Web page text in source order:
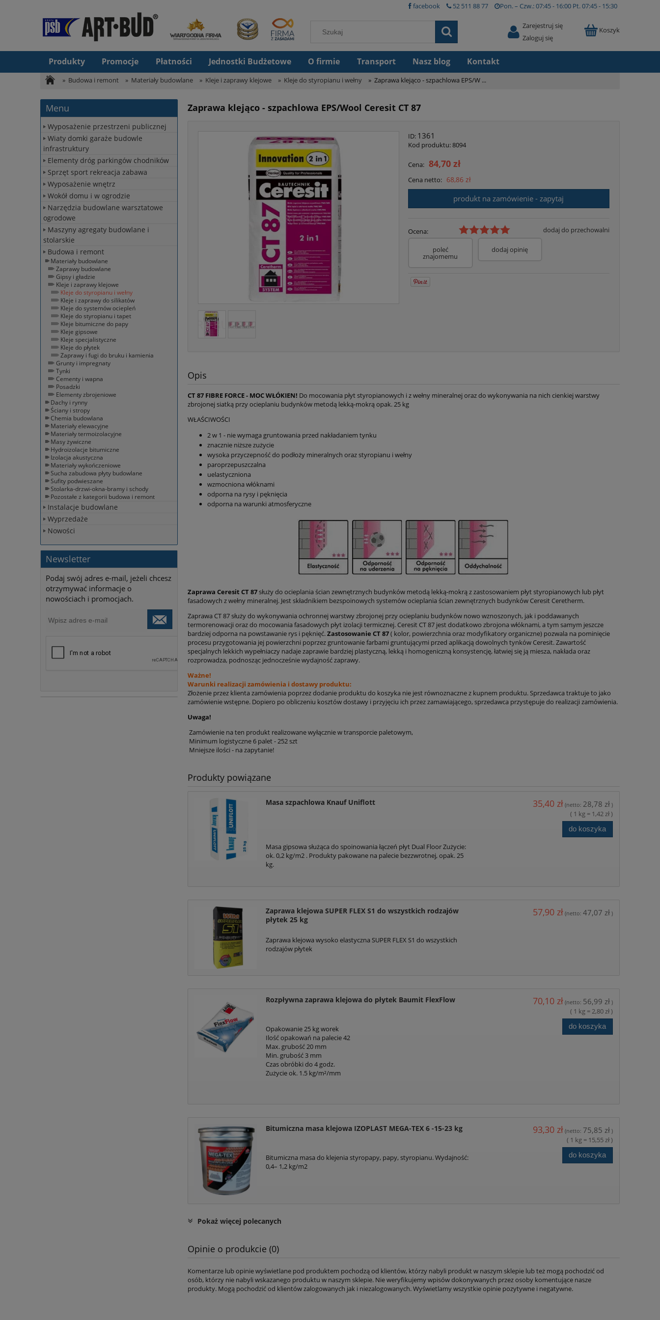
facebook 52 511 88 77 Pon. – Czw.:07:45 - 16:00 Pt.07:45 - 15:30
Koszyk
Zarejestruj się
Zaloguj się
Produkty Promocje Płatności Jednostki Budżetowe O firmie Transport Nasz blog Kontakt
» Budowa i remont » Materiały budowlane » Kleje i zaprawy klejowe » Kleje do styropianu i wełny » Zaprawa klejąco - szpachlowa EPS/W ...
Menu
Wyposażenie przestrzeni publicznej
Wiaty domki garaże budowle
infrastruktury
Elementy dróg parkingów chodników
Sprzęt sport rekreacja zabawa
Wyposażenie wnętrz
Wokół domu i w ogrodzie
Narzędzia budowlane warsztatowe
ogrodowe
Maszyny agregaty budowlane i
stolarskie
Budowa i remont
Materiały budowlane
Zaprawy budowlane
Gipsy i gładzie
Kleje i zaprawy klejowe
Kleje do styropianu i wełny
Kleje i zaprawy do silikatów
Kleje do systemów ociepleń
Kleje do styropianu i tapet
Kleje bitumiczne do papy
Kleje gipsowe
Kleje specjalistyczne
Kleje do płytek
Zaprawy i fugi do bruku i kamienia
Grunty i impregnaty
Tynki
Cementy i wapna
Posadzki
Elementy zbrojeniowe
Dachy i rynny
Ściany i stropy
Chemia budowlana
Materiały elewacyjne
Materiały termoizolacyjne
Masy żywiczne
Hydroizolacje bitumiczne
Izolacja akustyczna
Materiały wykończeniowe
Sucha zabudowa płyty budowlane
Sufity podwieszane
Stolarka-drzwi-okna-bramy i schody
Pozostałe z kategorii budowa i remont
Instalacje budowlane
Wyprzedaże
Nowości
Newsletter
Podaj swój adres e-mail, jeżeli chcesz
otrzymywać informacje o
nowościach i promocjach.
Zaprawa klejąco - szpachlowa EPS/Wool Ceresit CT 87
ID: 1361
Kod produktu:8094
Cena: 84,70 zł
Cena netto: 68,86 zł
produkt na zamówienie - zapytaj
Ocena: dodaj do przechowalni
poleć
znajomemu
dodaj opinię
Opis
CT 87 FIBRE FORCE - MOC WŁÓKIEN! Do mocowania płyt styropianowych i z wełny mineralnej oraz do wykonywania na nich cienkiej warstwy
zbrojonej siatką przy ocieplaniu budynków metodą lekką-mokrą opak. 25 kg
WŁAŚCIWOŚCI
2 w 1 - nie wymaga gruntowania przed nakładaniem tynku
znacznie niższe zużycie
wysoka przyczepność do podłoży mineralnych oraz styropianu i wełny
paroprzepuszczalna
uelastyczniona
wzmocniona włóknami
odporna na rysy i pęknięcia
odporna na warunki atmosferyczne
Zaprawa Ceresit CT 87służy do ocieplania ścian zewnętrznych budynków metodą lekką-mokrą z zastosowaniem płyt styropianowych lub płyt
fasadowych z wełny mineralnej. Jest składnikiem bezspoinowych systemów ocieplania ścian zewnętrznych budynków Ceresit Ceretherm.
Zaprawa CT 87 służy do wykonywania ochronnej warstwy zbrojonej przy ocieplaniu budynków nowo wznoszonych, jak i poddawanych
termorenowacji oraz do mocowania fasadowych płyt izolacji termicznej. Ceresit CT 87 jest dodatkowo zbrojona włóknami, a tym samym jeszcze
bardziej odporna na powstawanie rys i pęknięć.Zastosowanie CT 87( kolor, powierzchnia oraz modyfikatory organiczne) pozwala na pominięcie
procesu przygotowania jej powierzchni poprzez gruntowanie farbami gruntującymi przed aplikacją dowolnych tynków Ceresit. Zawartość
specjalnych lekkich wypełniaczy nadaje zaprawie bardziej plastyczną, lekką i homogeniczną konsystencję, łatwiej się ją miesza, nakłada oraz
rozprowadza, podnosząc jednocześnie wydajność zaprawy.
Ważne!
Warunki realizacji zamówienia i dostawy produktu:
Złożenie przez klienta zamówienia poprzez dodanie produktu do koszyka nie jest równoznaczne z kupnem produktu. Sprzedawca traktuje to jako
zamówienie wstępne. Dopiero po obliczeniu kosztów dostawy i przyjęciu ich przez zamawiającego, sprzedawca przystępuje do realizacji zamówienia.
Uwaga!
Zamówienie na ten produkt realizowane wyłącznie w transporcie paletowym,
Minimum logistyczne 6 palet - 252 szt
Mniejsze ilości - na zapytanie!
Produkty powiązane
Masa szpachlowa Knauf Uniflott
Masa gipsowa służąca do spoinowania łączeń płyt Dual Floor Zużycie:
ok. 0,2 kg/m2 . Produkty pakowane na palecie bezzwrotnej, opak. 25
kg.
35,40 zł (netto: 28,78 zł)
( 1 kg = 1,42 zł )
do koszyka
Zaprawa klejowa SUPER FLEX S1 do wszystkich rodzajów
płytek 25 kg
Zaprawa klejowa wysoko elastyczna SUPER FLEX S1 do wszystkich
rodzajów płytek
57,90 zł (netto: 47,07 zł)
Rozpływna zaprawa klejowa do płytek Baumit FlexFlow
Opakowanie 25 kg worek
Ilość opakowań na palecie 42
Max. grubość 20 mm
Min. grubość 3 mm
Czas obróbki do 4 godz.
Zużycie ok. 1.5 kg/m²/mm
70,10 zł (netto: 56,99 zł)
( 1 kg = 2,80 zł )
do koszyka
Bitumiczna masa klejowa IZOPLAST MEGA-TEX 6 -15-23 kg
Bitumiczna masa do klejenia styropapy, papy, styropianu. Wydajność:
0,4– 1,2 kg/m2
93,30 zł (netto: 75,85 zł)
( 1 kg = 15,55 zł )
do koszyka
Pokaż więcej polecanych
Opinie o produkcie (0)
Komentarze lub opinie wyświetlane pod produktem pochodzą od klientów, którzy nabyli produkt w naszym sklepie lub też mogą pochodzić od
osób, którzy nie nabyli wskazanego produktu w naszym sklepie. Nie weryfikujemy wpisów dokonywanych przez osoby komentujące nasze
produkty. Mogą pochodzić od klientów zalogowanych jak i niezalogowanych. Wyświetlamy wszystkie opinie pozytywne i negatywne.
Imię i nazwisko: *Kod
pocztowy:
*Miejscowość:
Adres E-Mail: * Telefon:
Nazwa produktu:
Treść zapytania:
W przypadku zainteresowania produktem w ilościach większych niż 1 szt. należy podać potrzebną ilość
administratorem danych jest PW Art-Bud Jan Lachowski, ul. Towarowa 28, 85-746 Bydgoszcz i przysługuje mi
prawo wglądu do swoich danych oraz ich poprawianie, jak również cofnięcie zgody na przetwarzanie moich
danych osobowych.
Wyrażam zgodę na przesłanie informacji handlowych/newslettara od firmy P.W. “ART-BUD” z siedzibą w
Bydgoszczy przy ul. Towarowej 28, na podany przeze mnie adres e-mail, w celu marketingu bezpośredniego.
wyślij zapytanie.